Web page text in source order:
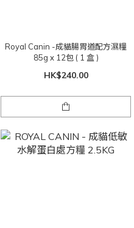
Royal Canin -成貓腸胃道配方濕糧
85g x 12包 ( 1 盒 )
HK$240.00